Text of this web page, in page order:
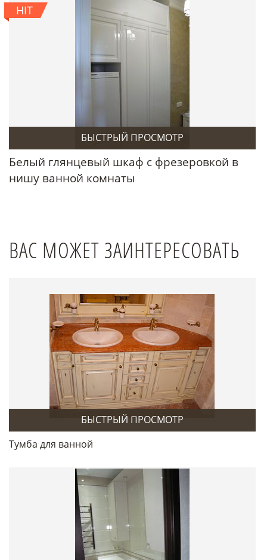
БЫСТРЫЙ ПРОСМОТР
Белый глянцевый шкаф с фрезеровкой в
нишу ванной комнаты
HIT
ВАС МОЖЕТ ЗАИНТЕРЕСОВАТЬ
БЫСТРЫЙ ПРОСМОТР
Тумба для ванной